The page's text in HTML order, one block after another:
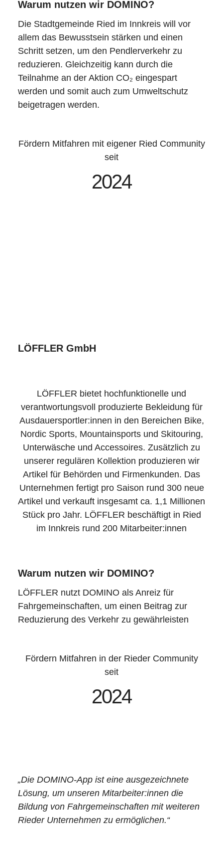
Fördern Mitfahren mit eigener Ried Community
seit
2024
Warum nutzen wir DOMINO?
Die Stadtgemeinde Ried im Innkreis will vor
allem das Bewusstsein stärken und einen
Schritt setzen, um den Pendlerverkehr zu
reduzieren. Gleichzeitig kann durch die
Teilnahme an der Aktion CO₂ eingespart
werden und somit auch zum Umweltschutz
beigetragen werden.
LÖFFLER GmbH
LÖFFLER bietet hochfunktionelle und
verantwortungsvoll produzierte Bekleidung für
Ausdauersportler:innen in den Bereichen Bike,
Nordic Sports, Mountainsports und Skitouring,
Unterwäsche und Accessoires. Zusätzlich zu
unserer regulären Kollektion produzieren wir
Artikel für Behörden und Firmenkunden. Das
Unternehmen fertigt pro Saison rund 300 neue
Artikel und verkauft insgesamt ca. 1,1 Millionen
Stück pro Jahr. LÖFFLER beschäftigt in Ried
im Innkreis rund 200 Mitarbeiter:innen
Fördern Mitfahren in der Rieder Community
seit
2024
Warum nutzen wir DOMINO?
LÖFFLER nutzt DOMINO als Anreiz für
Fahrgemeinschaften, um einen Beitrag zur
Reduzierung des Verkehr zu gewährleisten
„Die DOMINO-App ist eine ausgezeichnete
Lösung, um unseren Mitarbeiter:innen die
Bildung von Fahrgemeinschaften mit weiteren
Rieder Unternehmen zu ermöglichen.“